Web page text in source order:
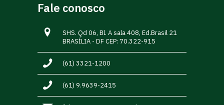
Fale conosco
SHS. Qd 06, Bl. A sala 408, Ed.Brasil 21
BRASÍLIA - DF CEP: 70.322-915
(61) 3321-1200
(61) 9.9639-2415